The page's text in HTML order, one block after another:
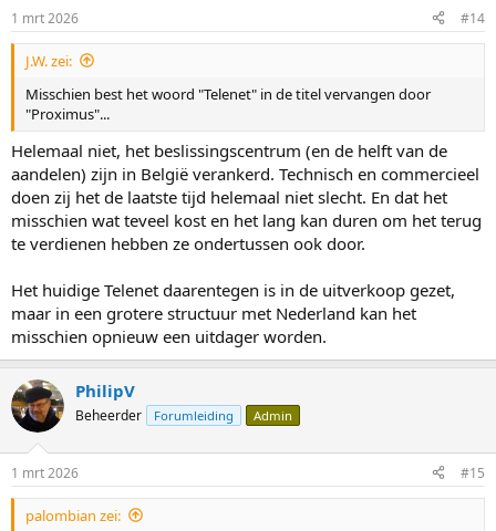
n
g
1 mrt 2026 #14
J.W. zei:
Misschien best het woord "Telenet" in de titel vervangen door
"Proximus"...
Helemaal niet, het beslissingscentrum (en de helft van de
aandelen) zijn in België verankerd. Technisch en commercieel
doen zij het de laatste tijd helemaal niet slecht. En dat het
misschien wat teveel kost en het lang kan duren om het terug
te verdienen hebben ze ondertussen ook door.
Het huidige Telenet daarentegen is in de uitverkoop gezet,
maar in een grotere structuur met Nederland kan het
misschien opnieuw een uitdager worden.
PhilipV
Beheerder Forumleiding Admin
1 mrt 2026 #15
palombian zei: